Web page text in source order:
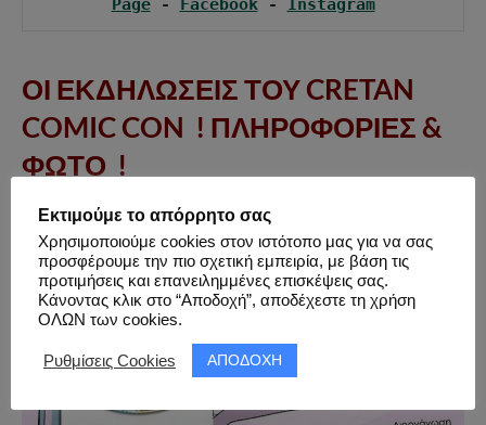
ΟΙ ΕΚΔΗΛΩΣΕΙΣ ΤΟΥ CRETAN
COMIC CON ! ΠΛΗΡΟΦΟΡΙΕΣ &
ΦΩΤΟ !
Εκτιμούμε το απόρρητο σας
Χρησιμοποιούμε cookies στον ιστότοπο μας για να σας
προσφέρουμε την πιο σχετική εμπειρία, με βάση τις
προτιμήσεις και επανειλημμένες επισκέψεις σας.
Κάνοντας κλικ στο “Αποδοχή”, αποδέχεστε τη χρήση
ΟΛΩΝ των cookies.
Ρυθμίσεις Cookies ΑΠΟΔΟΧΗ